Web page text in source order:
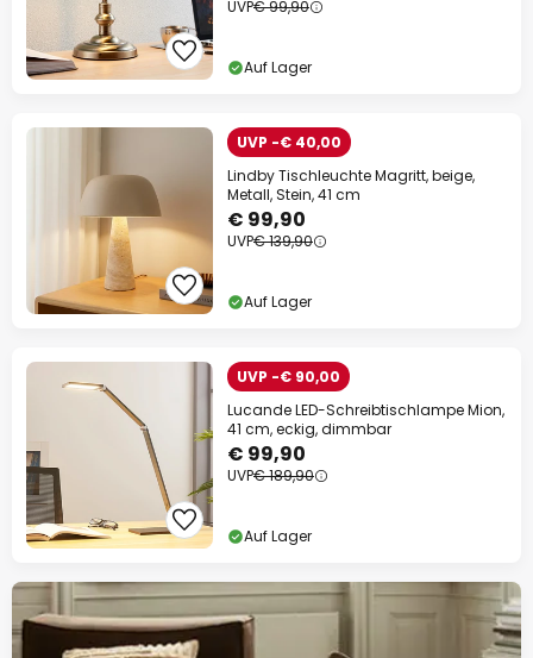
UVP€ 99,90
Auf Lager
UVP -€ 40,00
Lindby Tischleuchte Magritt, beige,
Metall, Stein, 41 cm
€ 99,90
UVP€ 139,90
Auf Lager
UVP -€ 90,00
Lucande LED-Schreibtischlampe Mion,
41 cm, eckig, dimmbar
€ 99,90
UVP€ 189,90
Auf Lager